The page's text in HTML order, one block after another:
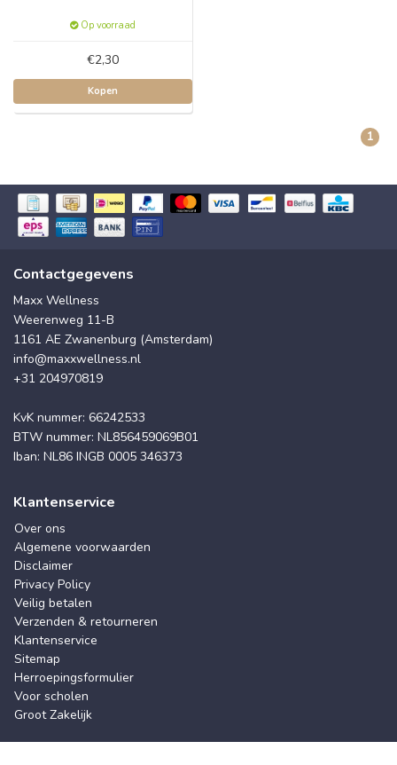
Op voorraad
€2,30
Kopen
1
Contactgegevens
Maxx Wellness
Weerenweg 11-B
1161 AE Zwanenburg (Amsterdam)
info@maxxwellness.nl
+31 204970819
KvK nummer: 66242533
BTW nummer: NL856459069B01
Iban: NL86 INGB 0005 346373
Klantenservice
Over ons
Algemene voorwaarden
Disclaimer
Privacy Policy
Veilig betalen
Verzenden & retourneren
Klantenservice
Sitemap
Herroepingsformulier
Voor scholen
Groot Zakelijk